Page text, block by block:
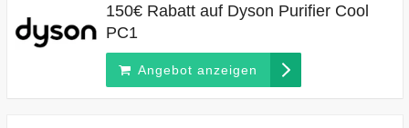
150€ Rabatt auf Dyson Purifier Cool
PC1
Angebot anzeigen